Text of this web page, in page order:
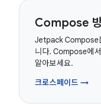
Compose 방
Jetpack Compose
니다. Compose에
알아보세요.
크로스페이드 →